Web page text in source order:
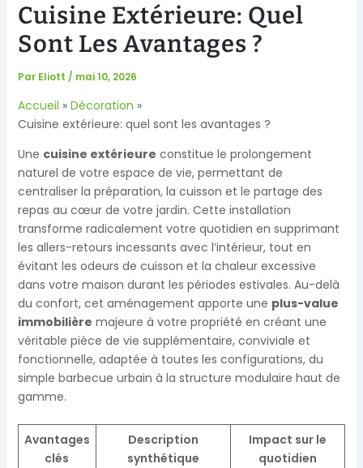
Cuisine Extérieure: Quel
Sont Les Avantages ?
Par Eliott / mai 10, 2026
Accueil
Décoration
Cuisine extérieure: quel sont les avantages ?
Une cuisine extérieure constitue le prolongement
naturel de votre espace de vie, permettant de
centraliser la préparation, la cuisson et le partage des
repas au cœur de votre jardin. Cette installation
transforme radicalement votre quotidien en supprimant
les allers-retours incessants avec l’intérieur, tout en
évitant les odeurs de cuisson et la chaleur excessive
dans votre maison durant les périodes estivales. Au-delà
du confort, cet aménagement apporte une plus-value
immobilière majeure à votre propriété en créant une
véritable pièce de vie supplémentaire, conviviale et
fonctionnelle, adaptée à toutes les configurations, du
simple barbecue urbain à la structure modulaire haut de
gamme.
Avantages
clés
Description
synthétique
Impact sur le
quotidien